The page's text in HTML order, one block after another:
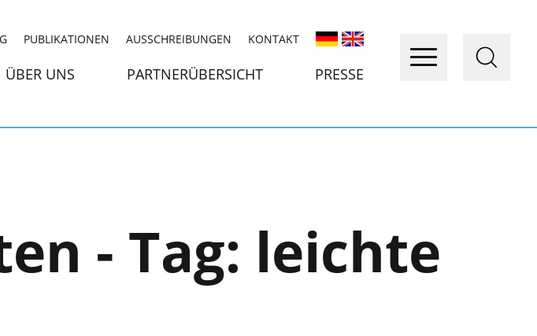
PUBLIKATIONEN AUSSCHREIBUNGEN KONTAKT
ÜBER UNS PARTNERÜBERSICHT PRESSE
- Tag: leichte